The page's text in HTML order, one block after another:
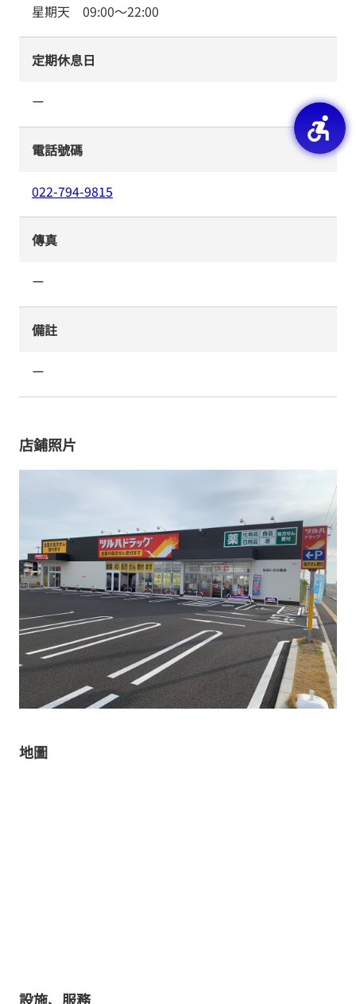
星期天 09:00～22:00
定期休息日
ー
電話號碼
022-794-9815
傳真
ー
備註
ー
店鋪照片
地圖
設施、服務